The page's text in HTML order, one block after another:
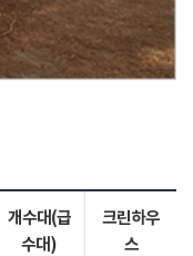
개수대(급
수대)
크린하우
스